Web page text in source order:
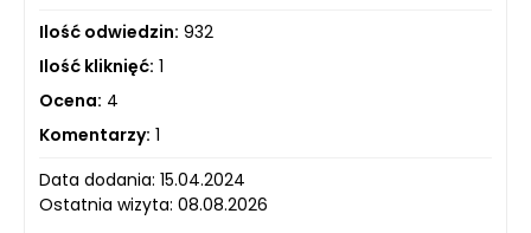
Ilość odwiedzin: 932
Ilość kliknięć: 1
Ocena: 4
Komentarzy: 1
Data dodania: 15.04.2024
Ostatnia wizyta: 08.08.2026